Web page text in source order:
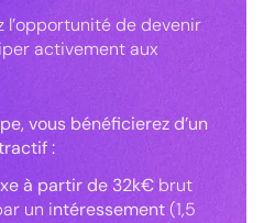
l’opportunité de devenir
activement aux
vous bénéficierez d’un
:
à partir de 32k€ brut
un intéressement(1,5